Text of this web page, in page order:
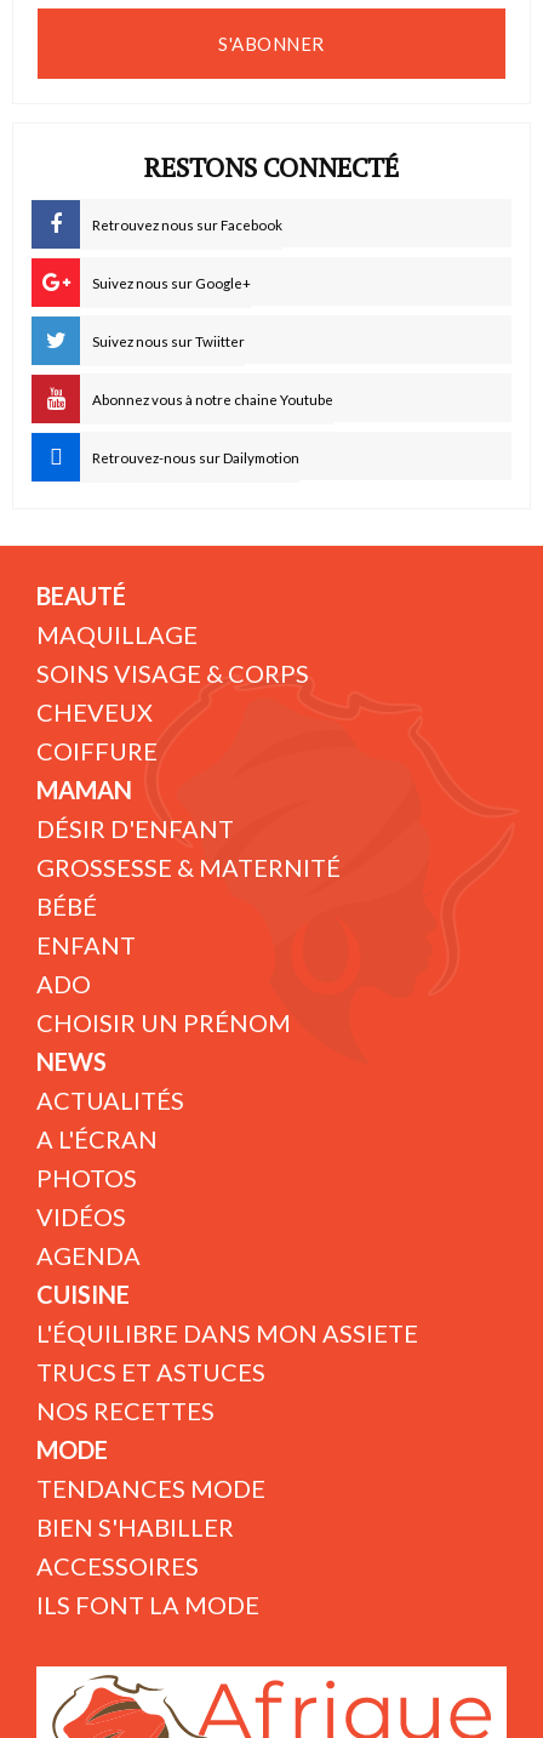
S'ABONNER
RESTONS CONNECTÉ
Retrouvez nous sur Facebook
Suivez nous sur Google+
Suivez nous sur Twiitter
Abonnez vous à notre chaine Youtube
Retrouvez-nous sur Dailymotion
BEAUTÉ
MAQUILLAGE
SOINS VISAGE & CORPS
CHEVEUX
COIFFURE
MAMAN
DÉSIR D'ENFANT
GROSSESSE & MATERNITÉ
BÉBÉ
ENFANT
ADO
CHOISIR UN PRÉNOM
NEWS
ACTUALITÉS
A L'ÉCRAN
PHOTOS
VIDÉOS
AGENDA
CUISINE
L'ÉQUILIBRE DANS MON ASSIETE
TRUCS ET ASTUCES
NOS RECETTES
MODE
TENDANCES MODE
BIEN S'HABILLER
ACCESSOIRES
ILS FONT LA MODE